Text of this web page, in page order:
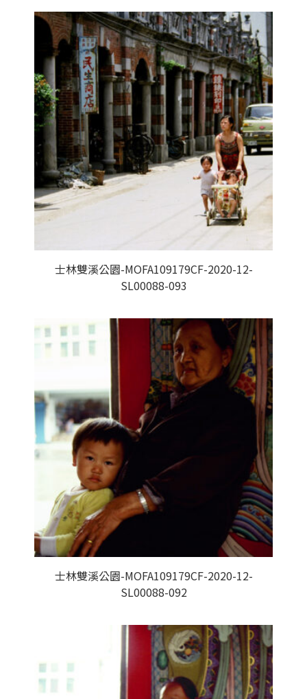
士林雙溪公園-MOFA109179CF-2020-12-
SL00088-093
士林雙溪公園-MOFA109179CF-2020-12-
SL00088-092